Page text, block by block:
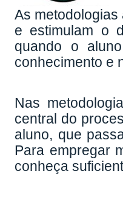
As
e estimulam o
quando o
conhecimento e
Nas
central do
aluno, que
Para empregar
conheça